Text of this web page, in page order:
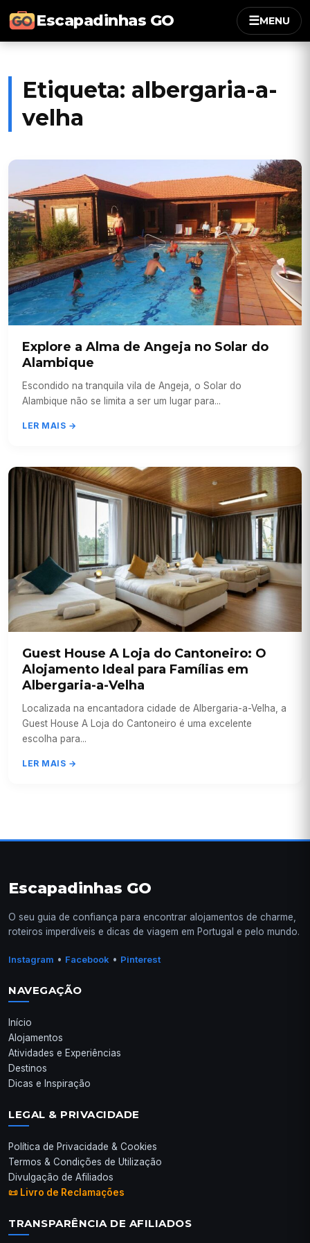
Escapadinhas GO ☰MENU
Etiqueta: albergaria-a-
velha
Explore a Alma de Angeja no Solar do
Alambique
Escondido na tranquila vila de Angeja, o Solar do
Alambique não se limita a ser um lugar para...
LER MAIS →
Guest House A Loja do Cantoneiro: O
Alojamento Ideal para Famílias em
Albergaria-a-Velha
Localizada na encantadora cidade de Albergaria-a-Velha, a
Guest House A Loja do Cantoneiro é uma excelente
escolha para...
LER MAIS →
Escapadinhas GO
O seu guia de confiança para encontrar alojamentos de charme,
roteiros imperdíveis e dicas de viagem em Portugal e pelo mundo.
Instagram • Facebook • Pinterest
NAVEGAÇÃO
Início
Alojamentos
Atividades e Experiências
Destinos
Dicas e Inspiração
LEGAL & PRIVACIDADE
Política de Privacidade & Cookies
Termos & Condições de Utilização
Divulgação de Afiliados
📜 Livro de Reclamações
TRANSPARÊNCIA DE AFILIADOS